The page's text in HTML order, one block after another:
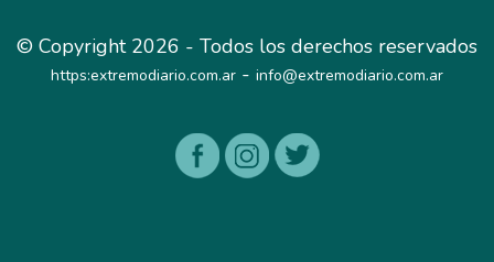
© Copyright 2026 - Todos los derechos reservados
https:extremodiario.com.ar - info@extremodiario.com.ar